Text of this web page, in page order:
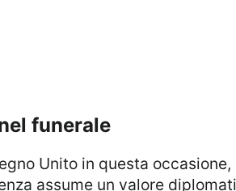
funerale
Unito in questa
assume un valore